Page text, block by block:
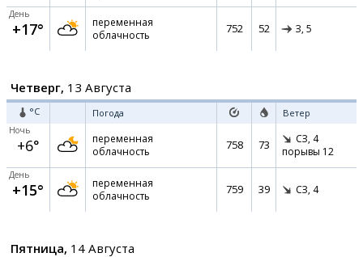
День
+17°
переменная
облачность
752 52 З, 5
Четверг, 13 Августа
°C Погода Ветер
Ночь
+6°
переменная
облачность
758 73 СЗ, 4
порывы 12
День
+15°
переменная
облачность
759 39 СЗ, 4
Пятница, 14 Августа